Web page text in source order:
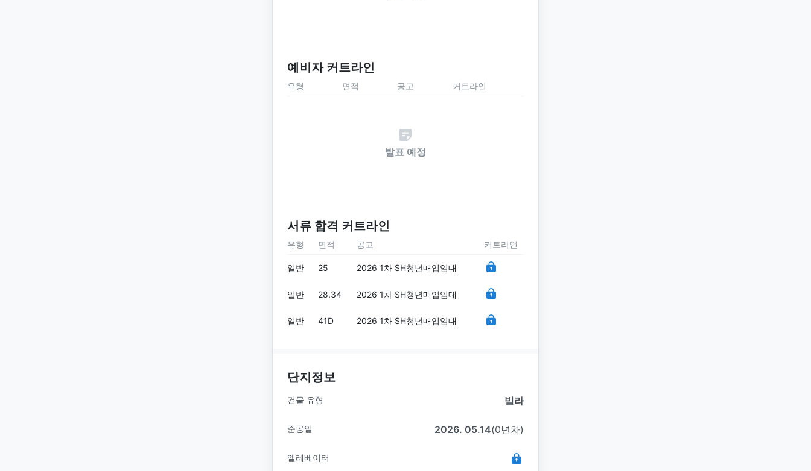
예비자 커트라인
유형 면적 공고 커트라인
발표 예정
서류 합격 커트라인
유형 면적 공고 커트라인
일반 25 2026 1차 SH청년매입임대
일반 28.34 2026 1차 SH청년매입임대
일반 41D 2026 1차 SH청년매입임대
단지정보
건물 유형 빌라
준공일 2026. 05.14(0년차)
엘레베이터